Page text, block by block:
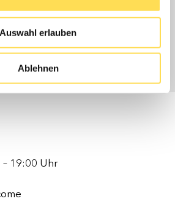
Auswahl erlauben
Ablehnen
consulting GmbH
zu denken!“ – unter diesem Slogan
und Dr. Roman Wagner seit über 20
über die Auswahl des richtigen
steigern die Produktivität und
Jens Schneider
– 19:00 Uhr